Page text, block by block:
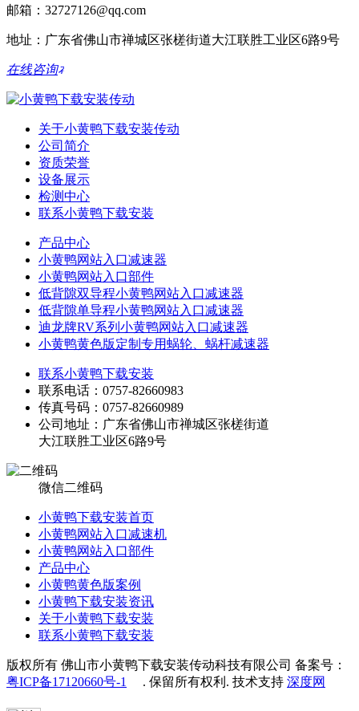
邮箱：32727126@qq.com
地址：广东省佛山市禅城区张槎街道大江联胜工业区6路9号
在线咨询
关于小黄鸭下载安装传动
公司简介
资质荣誉
设备展示
检测中心
联系小黄鸭下载安装
产品中心
小黄鸭网站入口减速器
小黄鸭网站入口部件
低背隙双导程小黄鸭网站入口减速器
低背隙单导程小黄鸭网站入口减速器
迪龙牌RV系列小黄鸭网站入口减速器
小黄鸭黄色版定制专用蜗轮、蜗杆减速器
联系小黄鸭下载安装
联系电话：0757-82660983
传真号码：0757-82660989
公司地址：广东省佛山市禅城区张槎街道
大江联胜工业区6路9号
微信二维码
小黄鸭下载安装首页
小黄鸭网站入口减速机
小黄鸭网站入口部件
产品中心
小黄鸭黄色版案例
小黄鸭下载安装资讯
关于小黄鸭下载安装
联系小黄鸭下载安装
版权所有 佛山市小黄鸭下载安装传动科技有限公司 备案号：
粤ICP备17120660号-1
. 保留所有权利. 技术支持 深度网